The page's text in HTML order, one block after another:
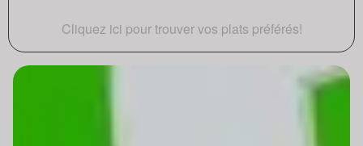
Cliquez ici pour trouver vos plats préférés!